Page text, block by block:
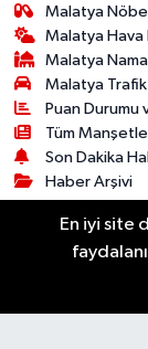
Malatya
Malatya Hava
Malatya
Malatya Trafik
Puan Durumu
Tüm
Son Dakika
Haber Arşivi
Bilim & Teknoloji
En iyi site